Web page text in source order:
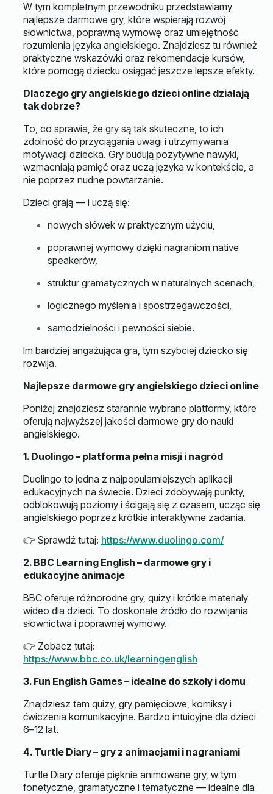
W tym kompletnym przewodniku przedstawiamy
najlepsze darmowe gry, które wspierają rozwój
słownictwa, poprawną wymowę oraz umiejętność
rozumienia języka angielskiego. Znajdziesz tu również
praktyczne wskazówki oraz rekomendacje kursów,
które pomogą dziecku osiągać jeszcze lepsze efekty.
Dlaczego gry angielskiego dzieci online działają
tak dobrze?
To, co sprawia, że gry są tak skuteczne, to ich
zdolność do przyciągania uwagi i utrzymywania
motywacji dziecka. Gry budują pozytywne nawyki,
wzmacniają pamięć oraz uczą języka w kontekście, a
nie poprzez nudne powtarzanie.
Dzieci grają — i uczą się:
nowych słówek w praktycznym użyciu,
poprawnej wymowy dzięki nagraniom native
speakerów,
struktur gramatycznych w naturalnych scenach,
logicznego myślenia i spostrzegawczości,
samodzielności i pewności siebie.
Im bardziej angażująca gra, tym szybciej dziecko się
rozwija.
Najlepsze darmowe gry angielskiego dzieci online
Poniżej znajdziesz starannie wybrane platformy, które
oferują najwyższej jakości darmowe gry do nauki
angielskiego.
1. Duolingo – platforma pełna misji i nagród
Duolingo to jedna z najpopularniejszych aplikacji
edukacyjnych na świecie. Dzieci zdobywają punkty,
odblokowują poziomy i ścigają się z czasem, ucząc się
angielskiego poprzez krótkie interaktywne zadania.
👉 Sprawdź tutaj: https://www.duolingo.com/
2. BBC Learning English – darmowe gry i
edukacyjne animacje
BBC oferuje różnorodne gry, quizy i krótkie materiały
wideo dla dzieci. To doskonałe źródło do rozwijania
słownictwa i poprawnej wymowy.
👉 Zobacz tutaj:
https://www.bbc.co.uk/learningenglish
3. Fun English Games – idealne do szkoły i domu
Znajdziesz tam quizy, gry pamięciowe, komiksy i
ćwiczenia komunikacyjne. Bardzo intuicyjne dla dzieci
6–12 lat.
4. Turtle Diary – gry z animacjami i nagraniami
Turtle Diary oferuje pięknie animowane gry, w tym
fonetyczne, gramatyczne i tematyczne — idealne dla